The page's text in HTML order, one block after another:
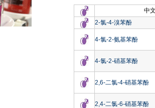
中
2-氯-4-溴苯酚
4-氯-2-氨基苯酚
4-氯-2-硝基苯酚
2,6-二氯-4-硝基苯酚
2,4-二氯-6-硝基苯酚